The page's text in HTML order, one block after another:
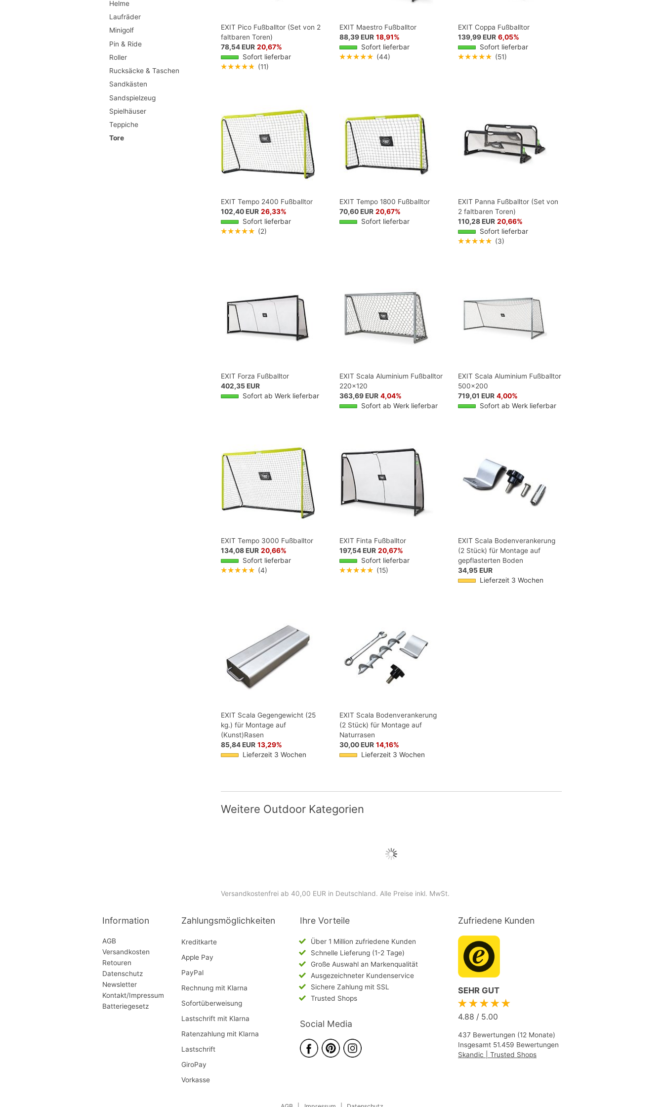
Helme
Laufräder
Minigolf
Pin & Ride
Roller
Rucksäcke & Taschen
Sandkästen
Sandspielzeug
Spielhäuser
Teppiche
Tore
EXIT Pico Fußballtor (Set von 2
faltbaren Toren)
78,54 EUR 20,67%
Sofort lieferbar
★★★★★ (11)
EXIT Maestro Fußballtor
88,39 EUR 18,91%
Sofort lieferbar
★★★★★ (44)
EXIT Coppa Fußballtor
139,99 EUR 6,05%
Sofort lieferbar
★★★★★ (51)
EXIT Tempo 2400 Fußballtor
102,40 EUR 26,33%
Sofort lieferbar
★★★★★ (2)
EXIT Tempo 1800 Fußballtor
70,60 EUR 20,67%
Sofort lieferbar
EXIT Panna Fußballtor (Set von
2 faltbaren Toren)
110,28 EUR 20,66%
Sofort lieferbar
★★★★★ (3)
EXIT Forza Fußballtor
402,35 EUR
Sofort ab Werk lieferbar
EXIT Scala Aluminium Fußballtor
220x120
363,69 EUR 4,04%
Sofort ab Werk lieferbar
EXIT Scala Aluminium Fußballtor
500x200
719,01 EUR 4,00%
Sofort ab Werk lieferbar
EXIT Tempo 3000 Fußballtor
134,08 EUR 20,66%
Sofort lieferbar
★★★★★ (4)
EXIT Finta Fußballtor
197,54 EUR 20,67%
Sofort lieferbar
★★★★★ (15)
EXIT Scala Bodenverankerung
(2 Stück) für Montage auf
gepflasterten Boden
34,95 EUR
Lieferzeit 3 Wochen
EXIT Scala Gegengewicht (25
kg.) für Montage auf
(Kunst)Rasen
85,84 EUR 13,29%
Lieferzeit 3 Wochen
EXIT Scala Bodenverankerung
(2 Stück) für Montage auf
Naturrasen
30,00 EUR 14,16%
Lieferzeit 3 Wochen
Weitere Outdoor Kategorien
Versandkostenfrei ab 40,00 EUR in Deutschland. Alle Preise inkl. MwSt.
Information
AGB
Versandkosten
Retouren
Datenschutz
Newsletter
Kontakt/Impressum
Batteriegesetz
Zahlungsmöglichkeiten
Kreditkarte
Apple Pay
PayPal
Rechnung mit Klarna
Sofortüberweisung
Lastschrift mit Klarna
Ratenzahlung mit Klarna
Lastschrift
GiroPay
Vorkasse
Ihre Vorteile
Über 1 Million zufriedene Kunden
Schnelle Lieferung (1-2 Tage)
Große Auswahl an Markenqualität
Ausgezeichneter Kundenservice
Sichere Zahlung mit SSL
Trusted Shops
Social Media
Zufriedene Kunden
SEHR GUT
★★★★★
4.88 / 5.00
437 Bewertungen (12 Monate)
Insgesamt 51.459 Bewertungen
Skandic | Trusted Shops